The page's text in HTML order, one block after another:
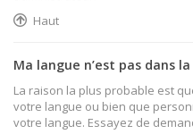
Haut
Ma langue n’est pas dans
La raison la plus probable est
votre langue ou bien que
votre langue. Essayez de